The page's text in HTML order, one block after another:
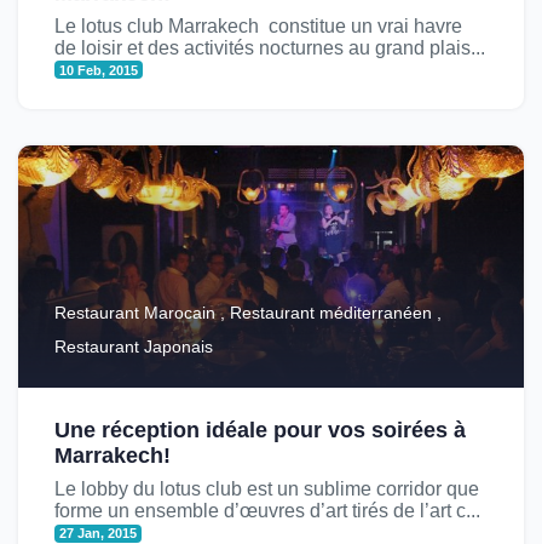
Le lotus club Marrakech constitue un vrai havre
de loisir et des activités nocturnes au grand plais...
10 Feb, 2015
Restaurant Marocain , Restaurant méditerranéen ,
Restaurant Japonais
Une réception idéale pour vos soirées à
Marrakech!
Le lobby du lotus club est un sublime corridor que
forme un ensemble d’œuvres d’art tirés de l’art c...
27 Jan, 2015